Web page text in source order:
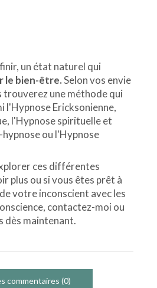
un état naturel qui
le bien-être.Selon vos envie
trouverez une méthode qui
l'Hypnose Ericksonienne,
l'Hypnose spirituelle et
ou l'Hypnose
ces différentes
plus ou si vous êtes prêt à
votre inconscient avec les
contactez-moi ou
dès maintenant.
commentaires (0)